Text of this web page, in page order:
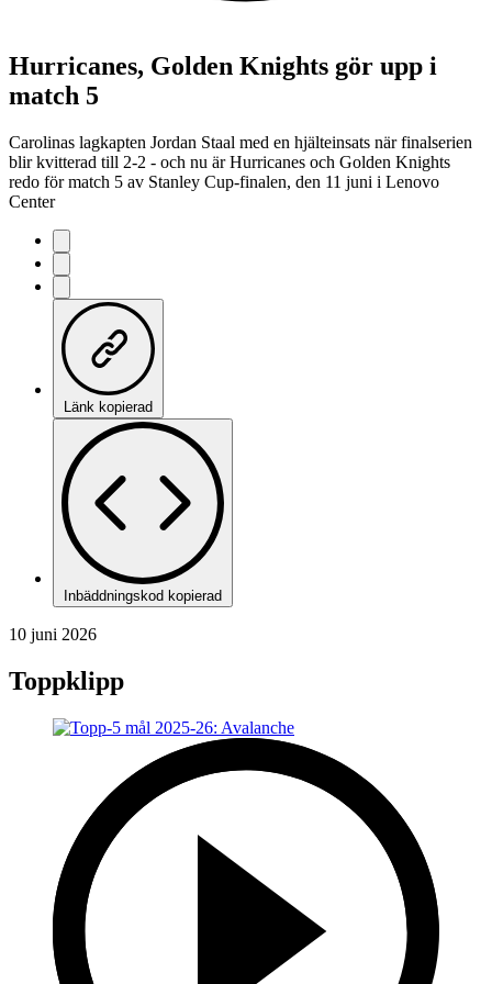
Hurricanes, Golden Knights gör upp i
match 5
Carolinas lagkapten Jordan Staal med en hjälteinsats när finalserien
blir kvitterad till 2-2 - och nu är Hurricanes och Golden Knights
redo för match 5 av Stanley Cup-finalen, den 11 juni i Lenovo
Center
Länk kopierad
Inbäddningskod kopierad
10 juni 2026
Toppklipp